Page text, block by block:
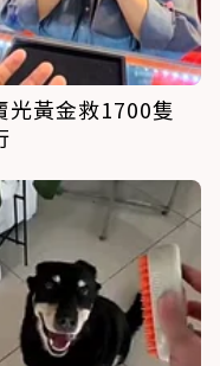
光黃金救1700隻